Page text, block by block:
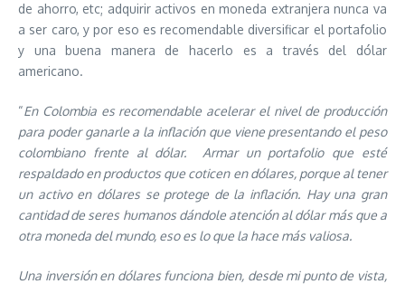
de ahorro, etc; adquirir activos en moneda extranjera nunca va
a ser caro, y por eso es recomendable diversificar el portafolio
y una buena manera de hacerlo es a través del dólar
americano.
“En Colombia es recomendable acelerar el nivel de producción
para poder ganarle a la inflación que viene presentando el peso
colombiano frente al dólar. Armar un portafolio que esté
respaldado en productos que coticen en dólares, porque al tener
un activo en dólares se protege de la inflación. Hay una gran
cantidad de seres humanos dándole atención al dólar más que a
otra moneda del mundo, eso es lo que la hace más valiosa.
Una inversión en dólares funciona bien, desde mi punto de vista,